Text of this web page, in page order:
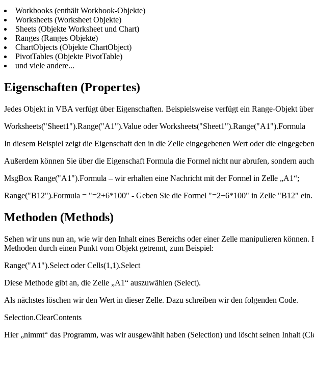
Workbooks (enthält Workbook-Objekte)
Worksheets (Worksheet Objekte)
Sheets (Objekte Worksheet und Chart)
Ranges (Ranges Objekte)
ChartObjects (Objekte ChartObject)
PivotTables (Objekte PivotTable)
und viele andere...
Eigenschaften (Propertes)
Jedes Objekt in VBA verfügt über Eigenschaften. Beispielsweise verfügt ein Range-Objekt
Worksheets("Sheet1").Range("A1").Value oder Worksheets("Sheet1").Range("A1").Formula
In diesem Beispiel zeigt die Eigenschaft den in die Zelle eingegebenen Wert oder die
Außerdem können Sie über die Eigenschaft Formula die Formel nicht nur abrufen, sondern
MsgBox Range("A1").Formula – wir erhalten eine Nachricht mit der Formel in Zelle „A1“;
Range("B12").Formula = "=2+6*100" - Geben Sie die Formel "=2+6*100" in Zelle "B12" ein.
Methoden (Methods)
Sehen wir uns nun an, wie wir den Inhalt eines Bereichs oder einer Zelle manipulieren
Methoden durch einen Punkt vom Objekt getrennt, zum Beispiel:
Range("A1").Select oder Cells(1,1).Select
Diese Methode gibt an, die Zelle „A1“ auszuwählen (Select).
Als nächstes löschen wir den Wert in dieser Zelle. Dazu schreiben wir den folgenden Code.
Selection.ClearContents
Hier „nimmt“ das Programm, was wir ausgewählt haben (Selection) und löscht seinen Inhalt